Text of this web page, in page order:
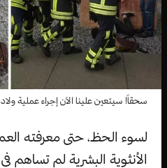
سحقاً! سيتعين علينا الآن إجراء عملية
لسوء الحظ، حتى معرفته
الأنثوية البشرية لم تساهم